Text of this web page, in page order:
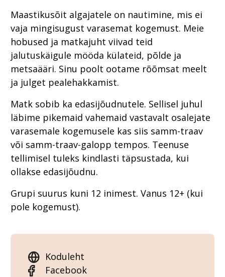
Maastikusõit algajatele on nautimine, mis ei
vaja mingisugust varasemat kogemust. Meie
hobused ja matkajuht viivad teid
jalutuskäigule mööda külateid, põlde ja
metsaääri. Sinu poolt ootame rõõmsat meelt
ja julget pealehakkamist.
Matk sobib ka edasijõudnutele. Sellisel juhul
läbime pikemaid vahemaid vastavalt osalejate
varasemale kogemusele kas siis samm-traav
või samm-traav-galopp tempos. Teenuse
tellimisel tuleks kindlasti täpsustada, kui
ollakse edasijõudnu.
Grupi suurus kuni 12 inimest. Vanus 12+ (kui
pole kogemust).
Koduleht
Facebook